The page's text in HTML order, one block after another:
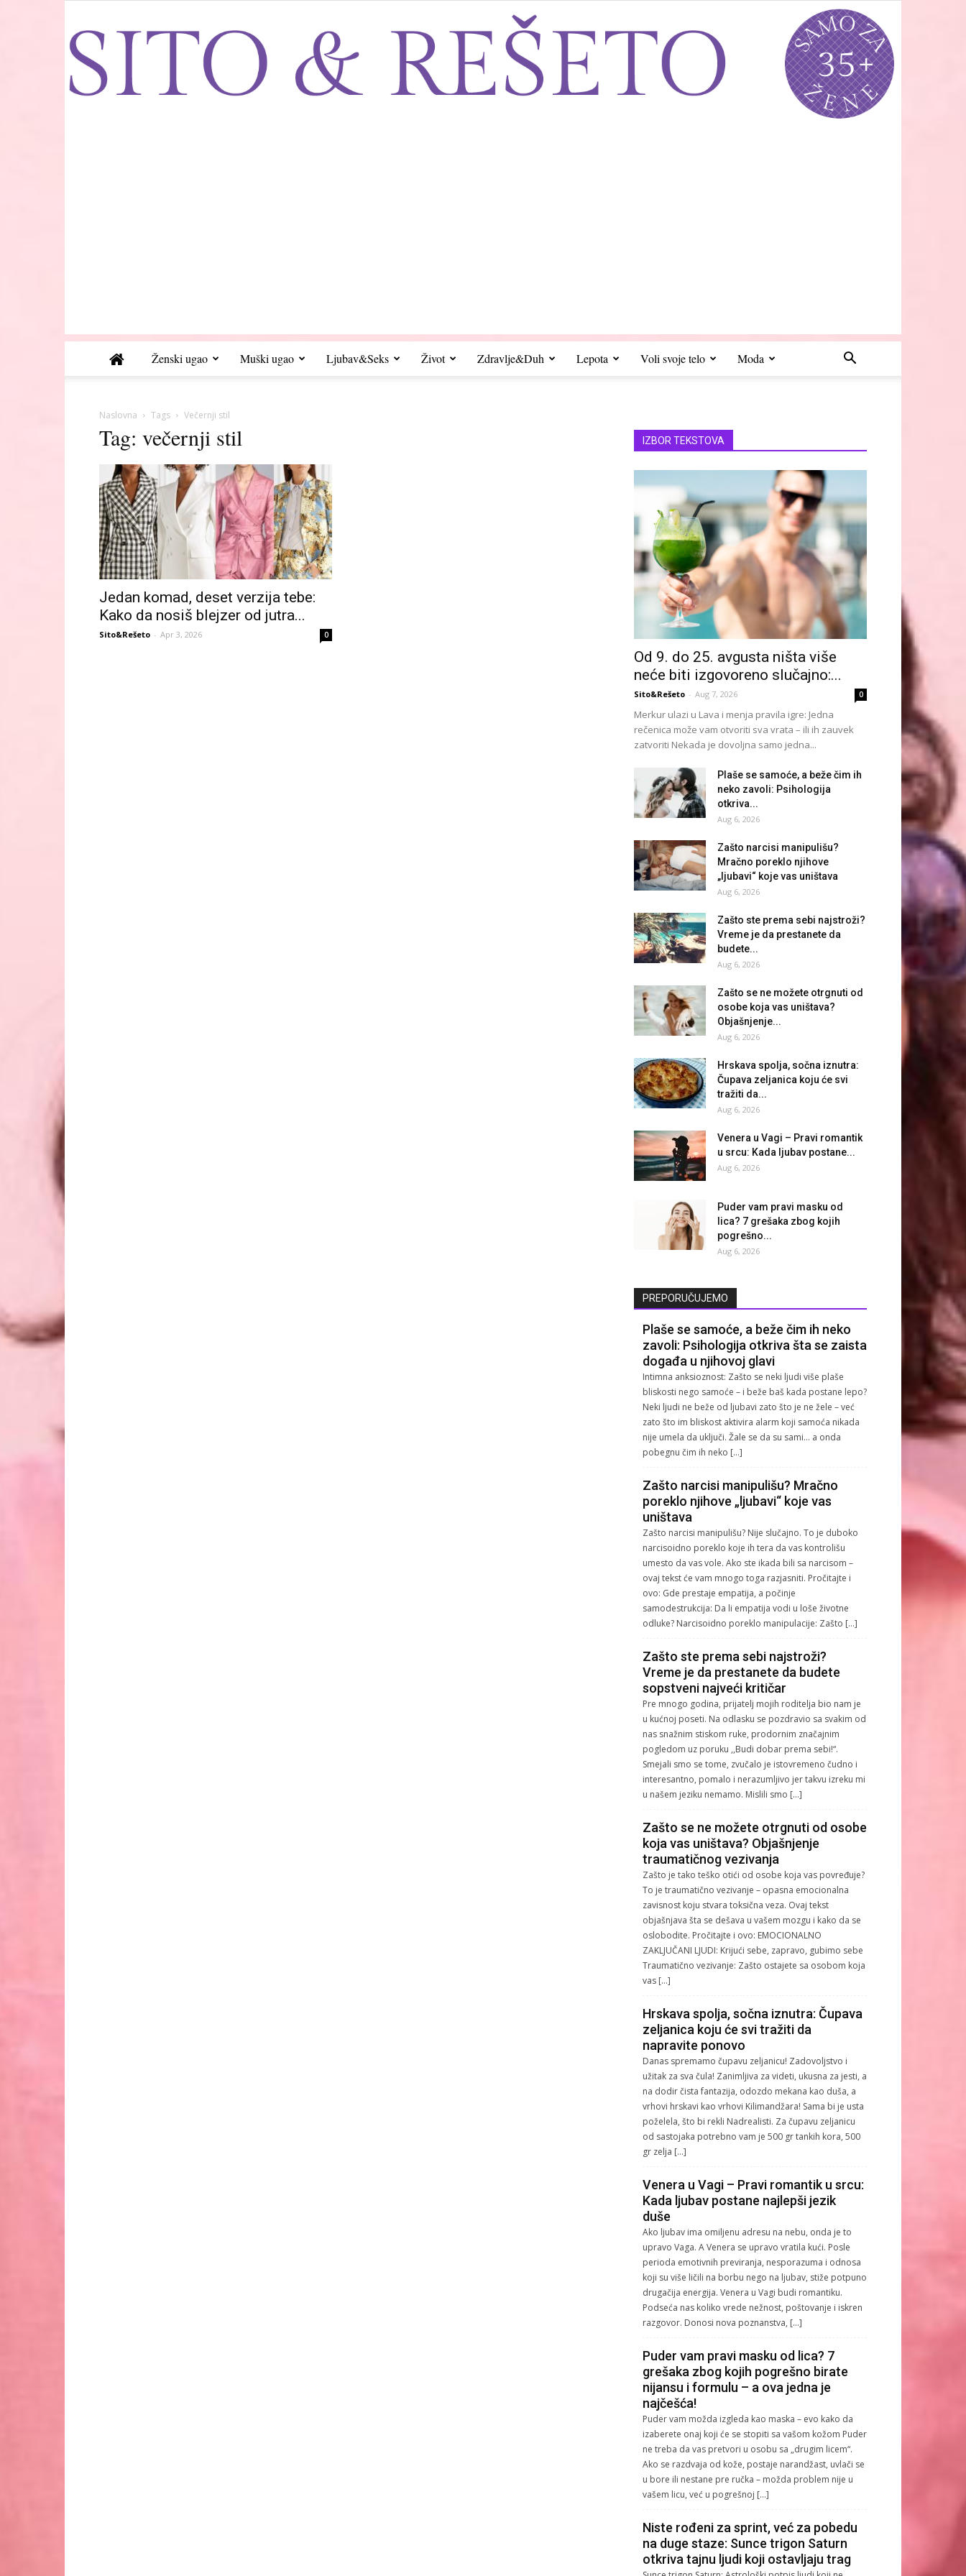
Ženski ugao Muški ugao Ljubav&Seks Život Zdravlje&Duh Lepota Voli svoje telo Moda
Naslovna Tags Večernji stil
Tag: večernji stil
Jedan komad, deset verzija tebe:
Kako da nosiš blejzer od jutra...
Sito&Rešeto - Apr 3, 2026 0
IZBOR TEKSTOVA
Od 9. do 25. avgusta ništa više
neće biti izgovoreno slučajno:...
Sito&Rešeto - Aug 7, 2026 0
Merkur ulazi u Lava i menja pravila igre: Jedna
rečenica može vam otvoriti sva vrata – ili ih zauvek
zatvoriti Nekada je dovoljna samo jedna...
Plaše se samoće, a beže čim ih
neko zavoli: Psihologija
otkriva...
Aug 6, 2026
Zašto narcisi manipulišu?
Mračno poreklo njihove
„ljubavi“ koje vas uništava
Aug 6, 2026
Zašto ste prema sebi najstroži?
Vreme je da prestanete da
budete...
Aug 6, 2026
Zašto se ne možete otrgnuti od
osobe koja vas uništava?
Objašnjenje...
Aug 6, 2026
Hrskava spolja, sočna iznutra:
Čupava zeljanica koju će svi
tražiti da...
Aug 6, 2026
Venera u Vagi – Pravi romantik
u srcu: Kada ljubav postane...
Aug 6, 2026
Puder vam pravi masku od
lica? 7 grešaka zbog kojih
pogrešno...
Aug 6, 2026
PREPORUČUJEMO
Plaše se samoće, a beže čim ih neko
zavoli: Psihologija otkriva šta se zaista
događa u njihovoj glavi
Intimna anksioznost: Zašto se neki ljudi više plaše
bliskosti nego samoće – i beže baš kada postane lepo?
Neki ljudi ne beže od ljubavi zato što je ne žele – već
zato što im bliskost aktivira alarm koji samoća nikada
nije umela da uključi. Žale se da su sami… a onda
pobegnu čim ih neko […]
Zašto narcisi manipulišu? Mračno
poreklo njihove „ljubavi“ koje vas
uništava
Zašto narcisi manipulišu? Nije slučajno. To je duboko
narcisoidno poreklo koje ih tera da vas kontrolišu
umesto da vas vole. Ako ste ikada bili sa narcisom –
ovaj tekst će vam mnogo toga razjasniti. Pročitajte i
ovo: Gde prestaje empatija, a počinje
samodestrukcija: Da li empatija vodi u loše životne
odluke? Narcisoidno poreklo manipulacije: Zašto […]
Zašto ste prema sebi najstroži?
Vreme je da prestanete da budete
sopstveni najveći kritičar
Pre mnogo godina, prijatelj mojih roditelja bio nam je
u kućnoj poseti. Na odlasku se pozdravio sa svakim od
nas snažnim stiskom ruke, prodornim značajnim
pogledom uz poruku ,,Budi dobar prema sebi!“.
Smejali smo se tome, zvučalo je istovremeno čudno i
interesantno, pomalo i nerazumljivo jer takvu izreku mi
u našem jeziku nemamo. Mislili smo […]
Zašto se ne možete otrgnuti od osobe
koja vas uništava? Objašnjenje
traumatičnog vezivanja
Zašto je tako teško otići od osobe koja vas povređuje?
To je traumatično vezivanje – opasna emocionalna
zavisnost koju stvara toksična veza. Ovaj tekst
objašnjava šta se dešava u vašem mozgu i kako da se
oslobodite. Pročitajte i ovo: EMOCIONALNO
ZAKLJUČANI LJUDI: Krijući sebe, zapravo, gubimo sebe
Traumatično vezivanje: Zašto ostajete sa osobom koja
vas […]
Hrskava spolja, sočna iznutra: Čupava
zeljanica koju će svi tražiti da
napravite ponovo
Danas spremamo čupavu zeljanicu! Zadovoljstvo i
užitak za sva čula! Zanimljiva za videti, ukusna za jesti, a
na dodir čista fantazija, odozdo mekana kao duša, a
vrhovi hrskavi kao vrhovi Kilimandžara! Sama bi je usta
poželela, što bi rekli Nadrealisti. Za čupavu zeljanicu
od sastojaka potrebno vam je 500 gr tankih kora, 500
gr zelja […]
Venera u Vagi – Pravi romantik u srcu:
Kada ljubav postane najlepši jezik
duše
Ako ljubav ima omiljenu adresu na nebu, onda je to
upravo Vaga. A Venera se upravo vratila kući. Posle
perioda emotivnih previranja, nesporazuma i odnosa
koji su više ličili na borbu nego na ljubav, stiže potpuno
drugačija energija. Venera u Vagi budi romantiku.
Podseća nas koliko vrede nežnost, poštovanje i iskren
razgovor. Donosi nova poznanstva, […]
Puder vam pravi masku od lica? 7
grešaka zbog kojih pogrešno birate
nijansu i formulu – a ova jedna je
najčešća!
Puder vam možda izgleda kao maska – evo kako da
izaberete onaj koji će se stopiti sa vašom kožom Puder
ne treba da vas pretvori u osobu sa „drugim licem“.
Ako se razdvaja od kože, postaje narandžast, uvlači se
u bore ili nestane pre ručka – možda problem nije u
vašem licu, već u pogrešnoj […]
Niste rođeni za sprint, već za pobedu
na duge staze: Sunce trigon Saturn
otkriva tajnu ljudi koji ostavljaju trag